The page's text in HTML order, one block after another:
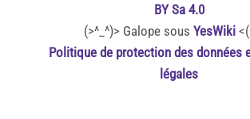
BY Sa 4.0
(>^_^)> Galope sous YesWiki
Politique de protection des données
légales